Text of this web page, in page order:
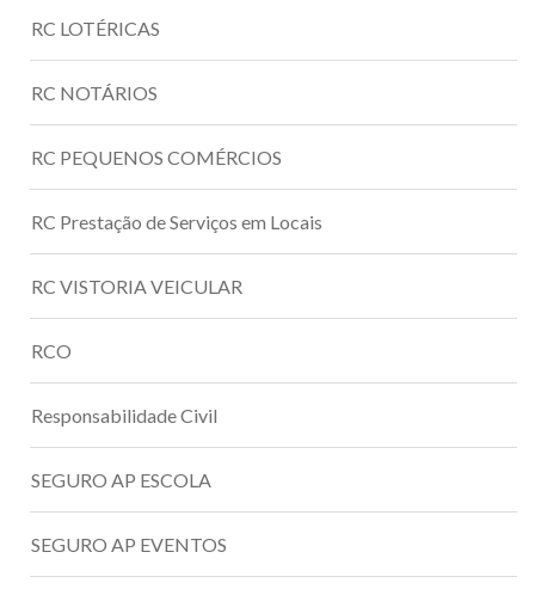
RC LOTÉRICAS
RC NOTÁRIOS
RC PEQUENOS COMÉRCIOS
RC Prestação de Serviços em Locais
RC VISTORIA VEICULAR
RCO
Responsabilidade Civil
SEGURO AP ESCOLA
SEGURO AP EVENTOS